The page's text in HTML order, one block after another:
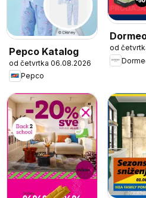
Pepco Katalog
od četvrtka 06.08.2026
Pepco
Katalog
od